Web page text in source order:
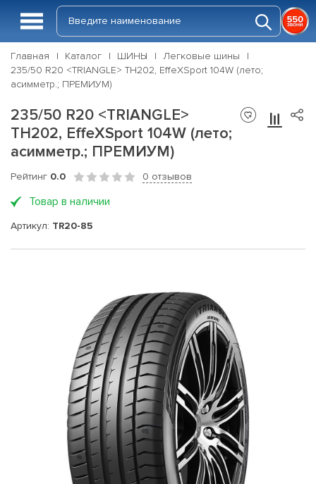
Главная Каталог ШИНЫ
Легковые шины
235/50 R20 <TRIANGLE> TH202, EffeXSport 104W (лето;
асимметр.; ПРЕМИУМ)
235/50 R20 <TRIANGLE>
TH202, EffeXSport 104W (лето;
асимметр.; ПРЕМИУМ)
Рейтинг 0.0 0 отзывов
Товар в наличии
Артикул: TR20-85